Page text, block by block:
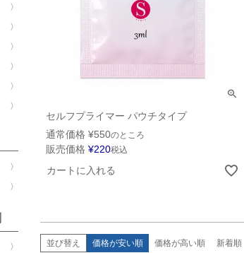
セルフプライマー パウチタイプ
通常価格 ¥550のところ
販売価格 ¥220税込
カートに入れる
並び替え 価格が安い順 価格が高い順 新着順